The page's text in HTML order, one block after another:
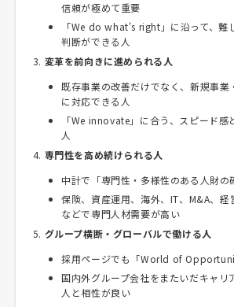
信頼が極めて重要
「We do what's right」に沿って、難
判断ができる人
変革を前向きに進められる人
既存事業の改善だけでなく、新規事業
に対応できる人
「We innovate」に合う、スピード感
人
専門性を高め続けられる人
中計で「専門性・多様性のある人財の
保険、資産運用、海外、IT、M&A、経
などで専門人材需要が高い
グループ横断・グローバルで働ける人
採用ページでも「World of
国内外グループ会社をまたいだキャリ
人と相性が良い